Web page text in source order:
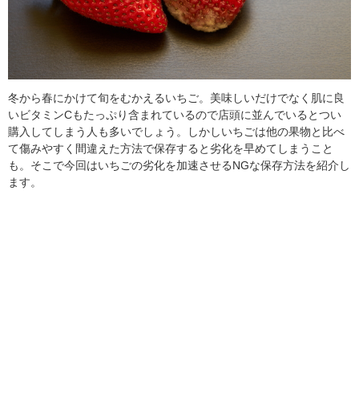
おすすめ
冬から春にかけて旬をむかえるいちご。美味しいだけでなく肌に良
いビタミンCもたっぷり含まれているので店頭に並んでいるとつい
購入してしまう人も多いでしょう。しかしいちごは他の果物と比べ
て傷みやすく間違えた方法で保存すると劣化を早めてしまうこと
も。そこで今回はいちごの劣化を加速させるNGな保存方法を紹介し
ます。